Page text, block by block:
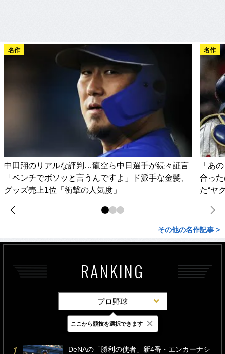
名作
中田翔のリアルな評判…龍空ら中日選手が続々証言
「ベンチでボソッと言うんですよ」ド派手な金髪、
グッズ売上1位「衝撃の人気度」
名作
「あ
合っ
た“ヤ
その他の名作記事 >
RANKING
プロ野球
最新 24時間 週間
DeNAの「勝利の使者」新4番・エンカーナシ
ここから競技を選択できます ×